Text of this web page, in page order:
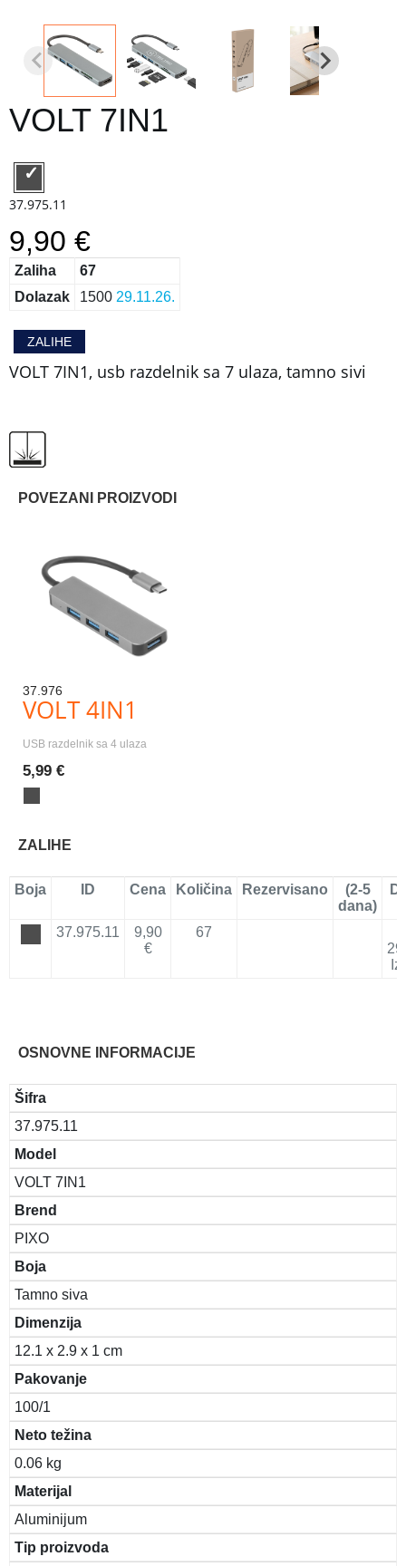
VOLT 7IN1
37.975.11
9,90 €
Zaliha
67
Dolazak
1500 29.11.26.
ZALIHE
VOLT 7IN1, usb razdelnik sa 7 ulaza, tamno sivi
POVEZANI PROIZVODI
37.976
VOLT 4IN1
USB razdelnik sa 4 ulaza
5,99 €
ZALIHE
Boja ID Cena Količina Rezervisano
(2-5
dana)
37.975.11
9,90
€
67
OSNOVNE INFORMACIJE
Šifra
37.975.11
Model
VOLT 7IN1
Brend
PIXO
Boja
Tamno siva
Dimenzija
12.1 x 2.9 x 1 cm
Pakovanje
100/1
Neto težina
0.06 kg
Materijal
Aluminijum
Tip proizvoda